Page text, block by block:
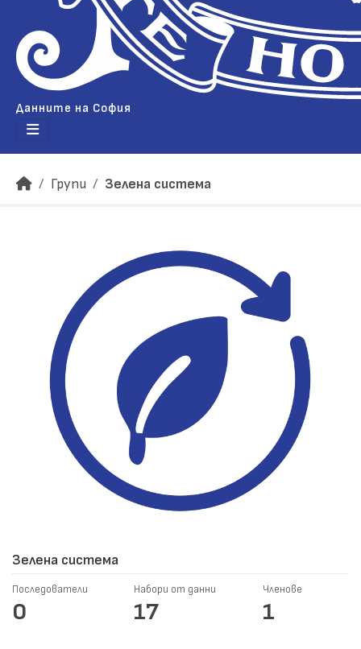
Данните на София
Групи Зелена система
Зелена система
Последователи
0
Набори от данни
17
Членове
1